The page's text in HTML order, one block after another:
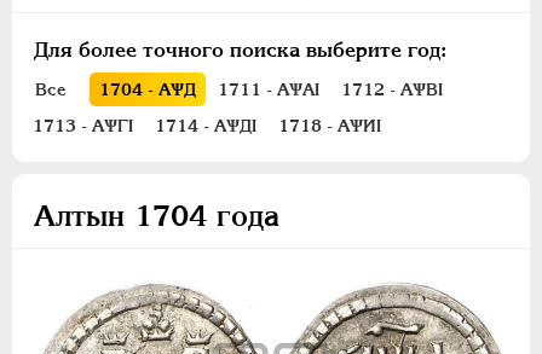
Для более точного поиска выберите год:
Все 1704 - АѰД 1711 - АѰАI
1712 - АѰВI
1713 - АѰГI
1714 - АѰДI 1718 - АѰИI
Алтын 1704 года
Полуполтинник
Гривенник
Гривна
Алтын(ник)
Пробные